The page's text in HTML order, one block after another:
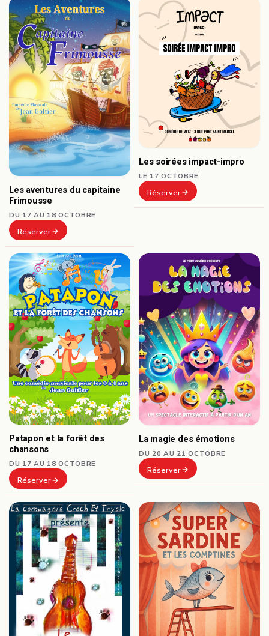
Les aventures du capitaine
Frimousse
DU 17 AU 18 OCTOBRE
Réserver
Les soirées impact-impro
LE 17 OCTOBRE
Réserver
Patapon et la forêt des
chansons
DU 17 AU 18 OCTOBRE
Réserver
La magie des émotions
DU 20 AU 21 OCTOBRE
Réserver